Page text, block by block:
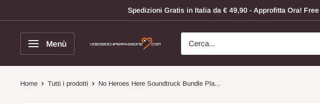
al
contenuto
Spedizioni Gratis in Italia da € 49,90 - Approfitta Ora!
Menù
Videogiochi
Home Tutti i prodotti No Heroes Here Soundtruck Bundle Pla...